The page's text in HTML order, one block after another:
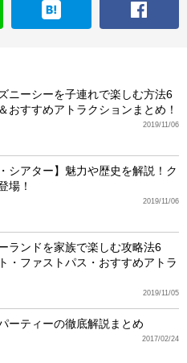
ニーシーを子連れで楽しむ方法6
おすすめアトラクションまとめ！
2019/11/06
シアター】魅力や歴史を解説！ク
場！
2019/11/06
ランドを家族で楽しむ攻略法6
・ファストパス・おすすめアトラ
2019/11/05
ーティーの徹底解説まとめ
2017/02/24